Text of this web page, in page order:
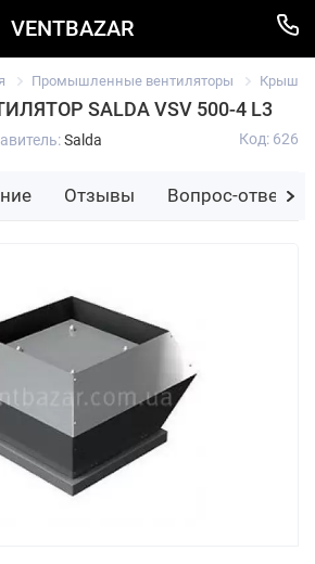
VENTBAZAR
Промышленные вентиляторы
SALDA VSV 500-4 L3
Salda Код: 626
Отзывы Вопрос-ответ